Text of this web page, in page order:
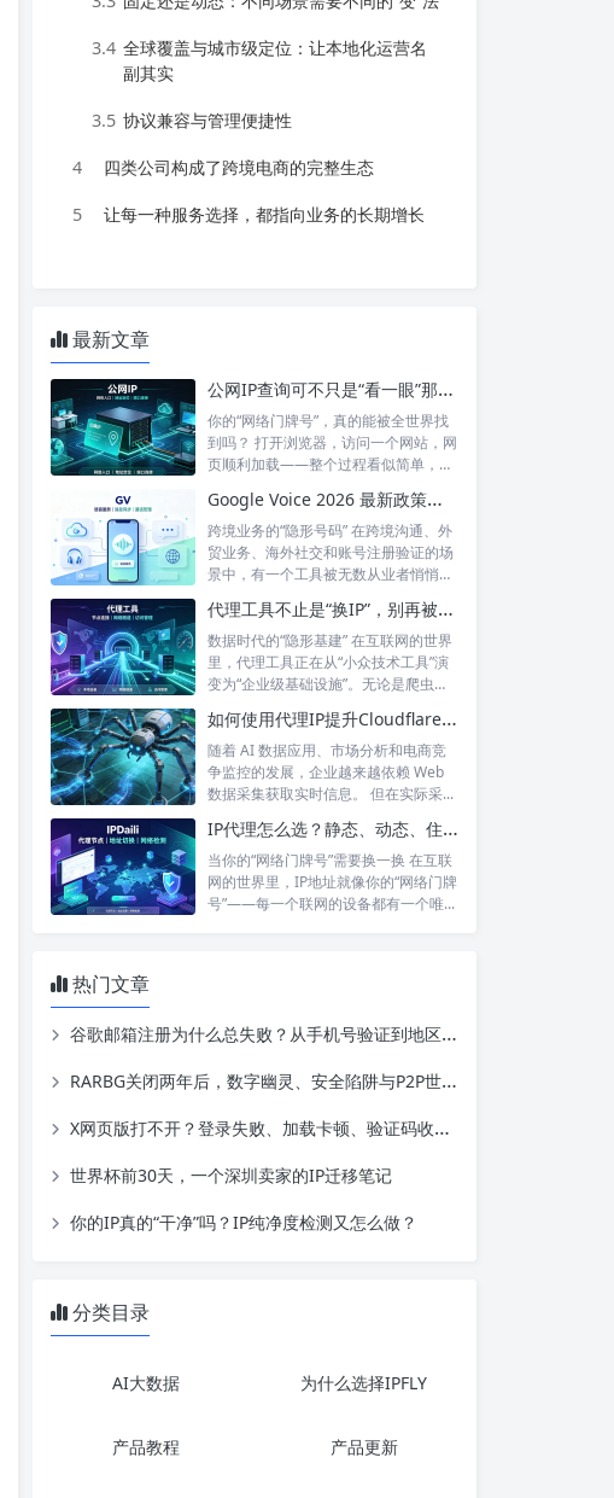
3.4 全球覆盖与城市级定位：让本地化运营名
副其实
3.5 协议兼容与管理便捷性
4 四类公司构成了跨境电商的完整生态
5 让每一种服务选择，都指向业务的长期增长
最新文章
公网IP查询可不只是“看一眼”那么简单！如何保护你的网络身份？
你的“网络门牌号”，真的能被全世界找
到吗？ 打开浏览器，访问一个网站，网
页顺利加载——整个过程看似简单，但
Google Voice 2026 最新政策解读：付费订阅、Gemini 纪要、实名认证——GV的变与不变
跨境业务的“隐形号码” 在跨境沟通、外
贸业务、海外社交和账号注册验证的场
景中，有一个工具被无数从业者悄悄使
代理工具不止是“换IP”，别再被“免费代理”骗了
数据时代的“隐形基建” 在互联网的世界
里，代理工具正在从“小众技术工具”演
变为“企业级基础设施”。无论是爬虫
如何使用代理IP提升Cloudflare环境下的数据采集稳定性？
随着 AI 数据应用、市场分析和电商竞
争监控的发展，企业越来越依赖 Web
数据采集获取实时信息。 但在实际采...
IP代理怎么选？静态、动态、住宅、机房——别再傻傻分不清，这篇帮你彻底搞懂
当你的“网络门牌号”需要换一换 在互联
网的世界里，IP地址就像你的“网络门牌
号”——每一个联网的设备都有一个唯...
热门文章
谷歌邮箱注册为什么总失败？从手机号验证到地区限制，一篇讲透
RARBG关闭两年后，数字幽灵、安全陷阱与P2P世界的IP隐私警示
X网页版打不开？登录失败、加载卡顿、验证码收不到一站式解决
世界杯前30天，一个深圳卖家的IP迁移笔记
你的IP真的“干净”吗？IP纯净度检测又怎么做？
分类目录
AI大数据 为什么选择IPFLY
产品教程 产品更新